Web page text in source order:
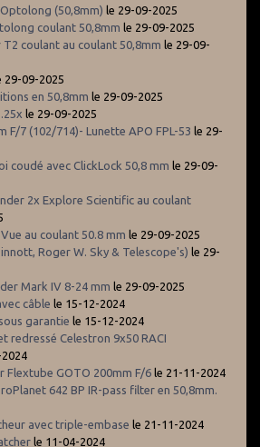
(50,8mm) le 29-09-2025
coulant 50,8mm le 29-09-2025
coulant au coulant 50,8mm le 29-09-
29-09-2025
en 50,8mm le 29-09-2025
le 29-09-2025
F/7 (102/714)- Lunette APO FPL-53 le 29-
coudé avec ClickLock 50,8 mm le 29-09-
2x Explore Scientific au coulant
au coulant 50.8 mm le 29-09-2025
Roger W. Sky & Telescope's) le 29-
Mark IV 8-24 mm le 29-09-2025
câble le 15-12-2024
garantie le 15-12-2024
redressé Celestron 9x50 RACI
Flextube GOTO 200mm F/6 le 21-11-2024
642 BP IR-pass filter en 50,8mm.
avec triple-embase le 21-11-2024
le 11-04-2024